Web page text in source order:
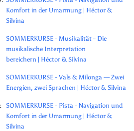
Komfort in der Umarmung | Héctor &
Silvina
SOMMERKURSE - Musikalität - Die
musikalische Interpretation
bereichern | Héctor & Silvina
SOMMERKURSE - Vals & Milonga — Zwei
Energien, zwei Sprachen | Héctor & Silvina
SOMMERKURSE - Pista - Navigation und
Komfort in der Umarmung | Héctor &
Silvina